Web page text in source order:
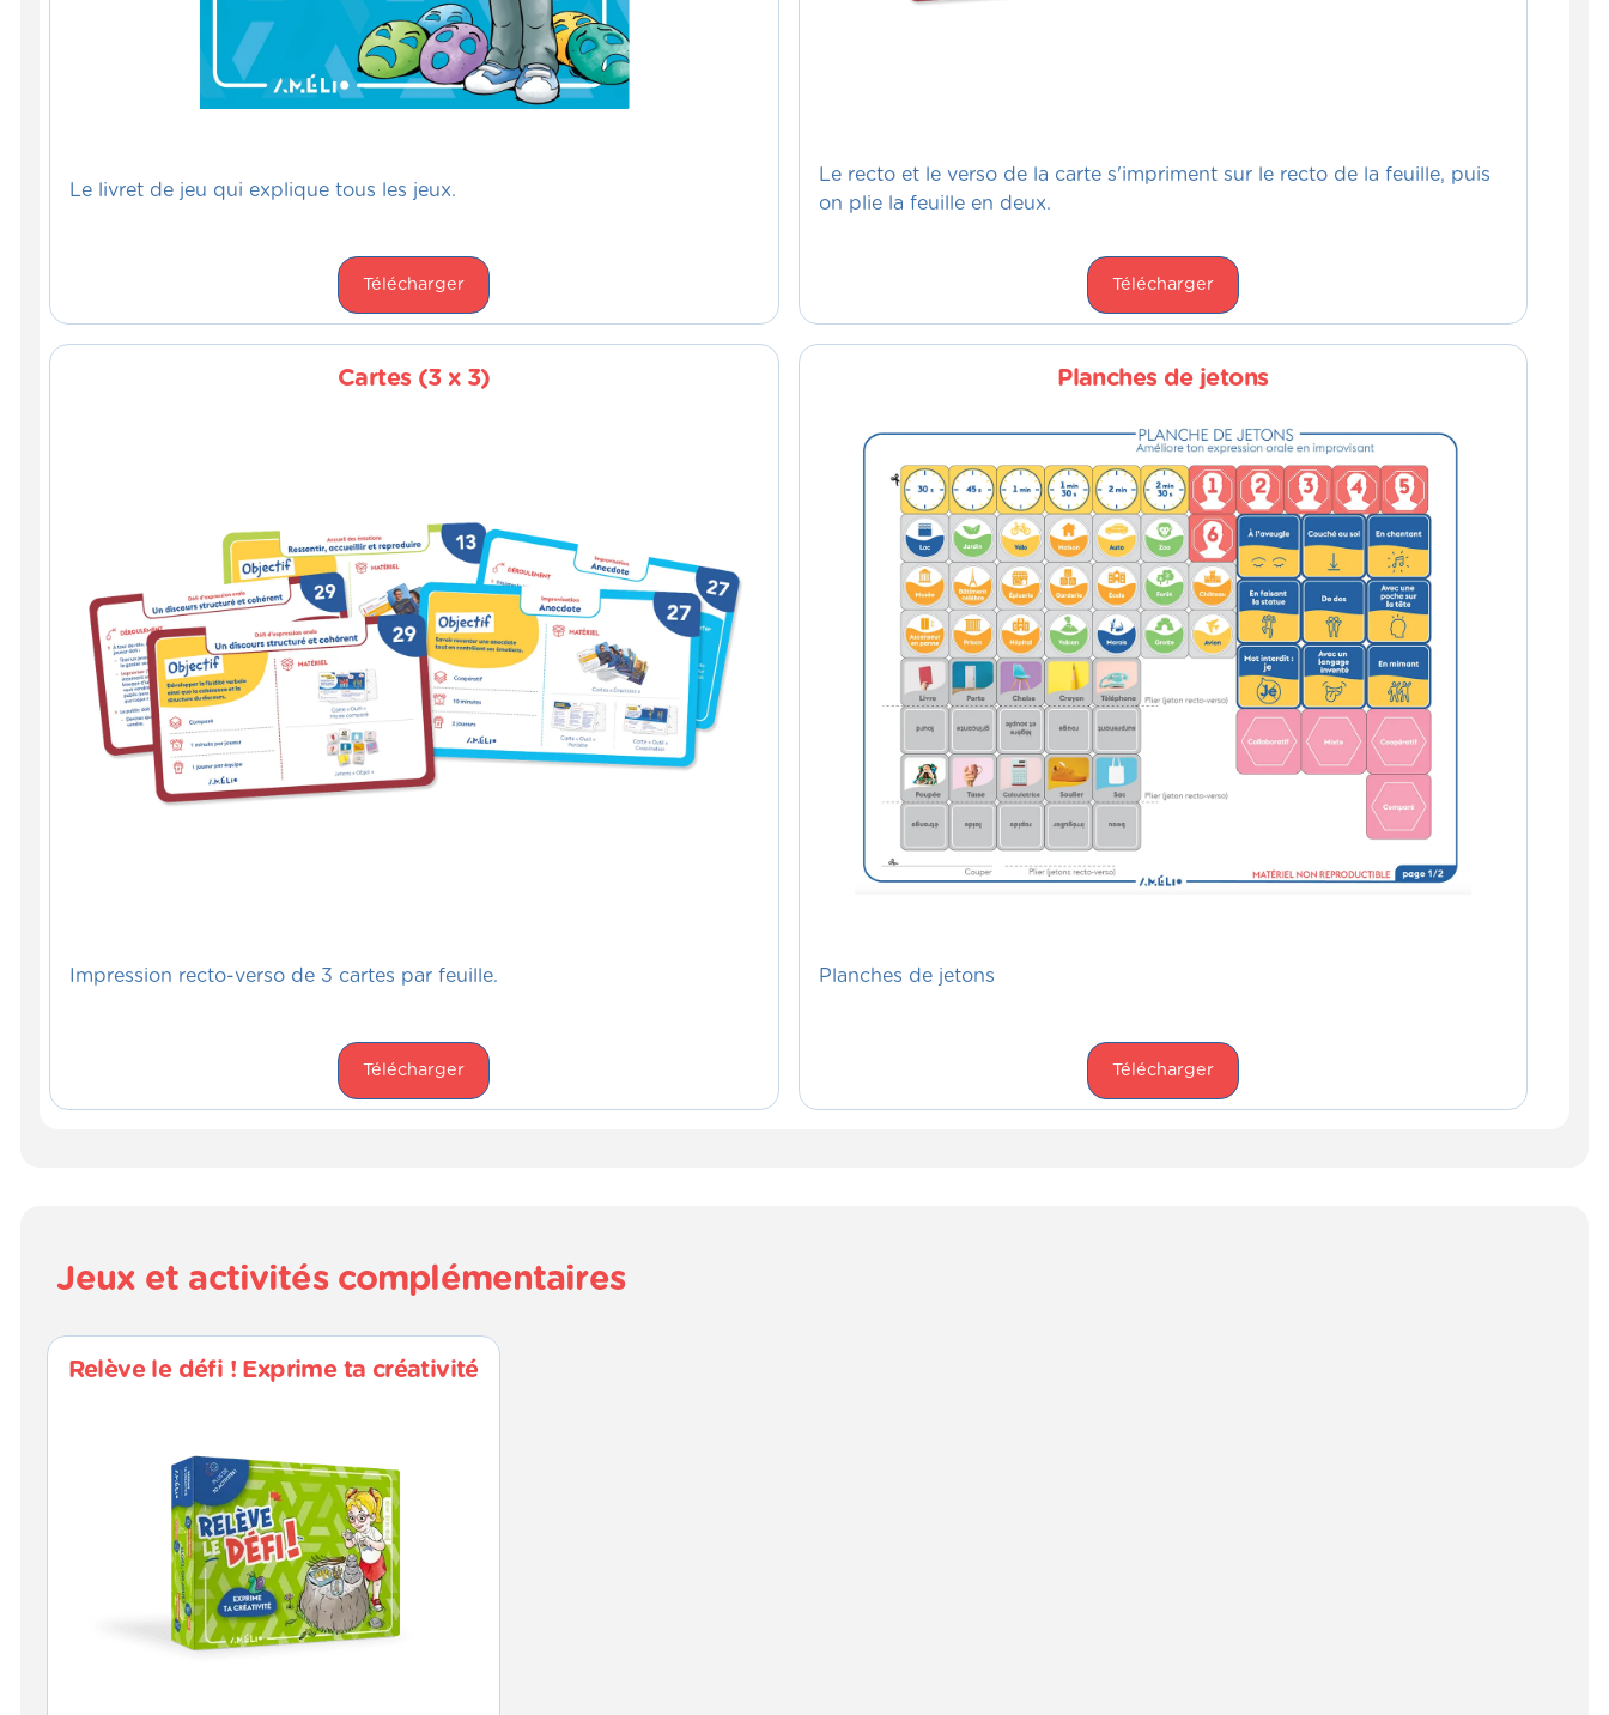
Le livret de jeu qui explique tous les jeux.
Télécharger
Le recto et le verso de la carte s'impriment sur le recto de la feuille, puis
on plie la feuille en deux.
Télécharger
Cartes (3 x 3)
Impression recto-verso de 3 cartes par feuille.
Télécharger
Planches de jetons
Planches de jetons
Télécharger
Jeux et activités complémentaires
Relève le défi ! Exprime ta créativité